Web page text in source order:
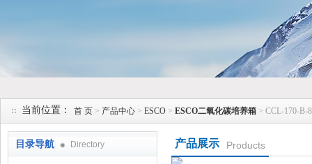
当前位置： 首 页 > 产品中心 > ESCO > ESCO二氧化碳培养箱 > CCL-170-B-
目录导航 Directory 产品展示 Products